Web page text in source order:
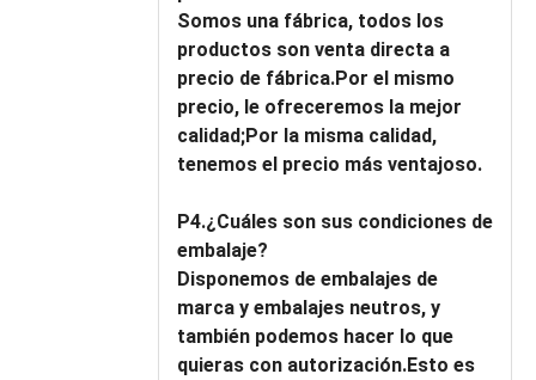
Somos una fábrica, todos los
productos son venta directa a
precio de fábrica.Por el mismo
precio, le ofreceremos la mejor
calidad;Por la misma calidad,
tenemos el precio más ventajoso.
P4.¿Cuáles son sus condiciones de
embalaje?
Disponemos de embalajes de
marca y embalajes neutros, y
también podemos hacer lo que
quieras con autorización.Esto es